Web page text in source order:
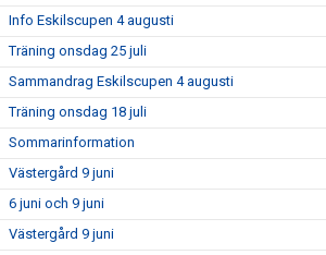
Info Eskilscupen 4 augusti
Träning onsdag 25 juli
Sammandrag Eskilscupen 4 augusti
Träning onsdag 18 juli
Sommarinformation
Västergård 9 juni
6 juni och 9 juni
Västergård 9 juni